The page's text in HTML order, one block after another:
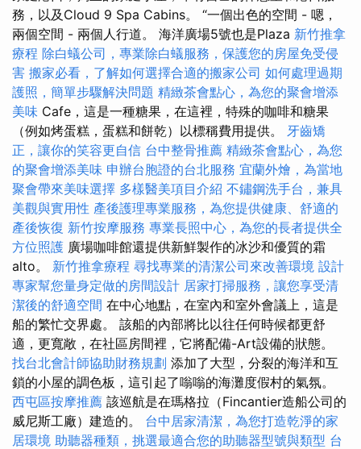
務，以及Cloud 9 Spa Cabins。 “一個出色的空間 - 嗯，
兩個空間 - 兩個人行道。 海洋廣場5號也是Plaza 新竹推拿
療程 除白蟻公司，專業除白蟻服務，保護您的房屋免受侵
害 搬家必看，了解如何選擇合適的搬家公司 如何處理過期
護照，簡單步驟解決問題 精緻茶會點心，為您的聚會增添
美味 Cafe，這是一種糖果，在這裡，特殊的咖啡和糖果
（例如烤蛋糕，蛋糕和餅乾）以標稱費用提供。 牙齒矯
正，讓你的笑容更自信 台中整骨推薦 精緻茶會點心，為您
的聚會增添美味 申辦台胞證的台北服務 宜蘭外燴，為當地
聚會帶來美味選擇 多樣醫美項目介紹 不鏽鋼洗手台，兼具
美觀與實用性 產後護理專業服務，為您提供健康、舒適的
產後恢復 新竹按摩服務 專業長照中心，為您的長者提供全
方位照護 廣場咖啡館還提供新鮮製作的冰沙和優質的霜
alto。 新竹推拿療程 尋找專業的清潔公司來改善環境 設計
專家幫您量身定做的房間設計 居家打掃服務，讓您享受清
潔後的舒適空間 在中心地點，在室內和室外會議上，這是
船的繁忙交界處。 該船的內部將比以往任何時候都更舒
適，更寬敞，在社區房間裡，它將配備-Art設備的狀態。
找台北會計師協助財務規劃 添加了大型，分裂的海洋和互
鎖的小屋的調色板，這引起了嗡嗡的海灘度假村的氣氛。
西屯區按摩推薦 該巡航是在瑪格拉（Fincantier造船公司的
威尼斯工廠）建造的。 台中居家清潔，為您打造乾淨的家
居環境 助聽器種類，挑選最適合您的助聽器型號與類型 台